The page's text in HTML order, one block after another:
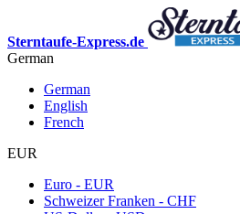
Sterntaufe-Express.de
German
German
English
French
EUR
Euro - EUR
Schweizer Franken - CHF